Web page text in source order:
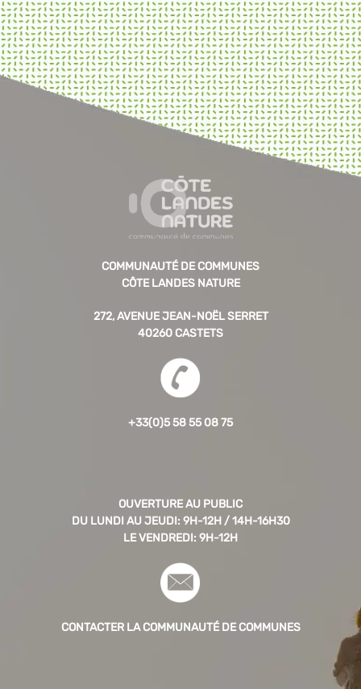
COMMUNAUTÉ DE COMMUNES
CÔTE LANDES NATURE
272, AVENUE JEAN-NOËL SERRET
40260 CASTETS
+33(0)5 58 55 08 75
OUVERTURE AU PUBLIC
DU LUNDI AU JEUDI: 9H-12H / 14H-16H30
LE VENDREDI: 9H-12H
CONTACTER LA COMMUNAUTÉ DE COMMUNES